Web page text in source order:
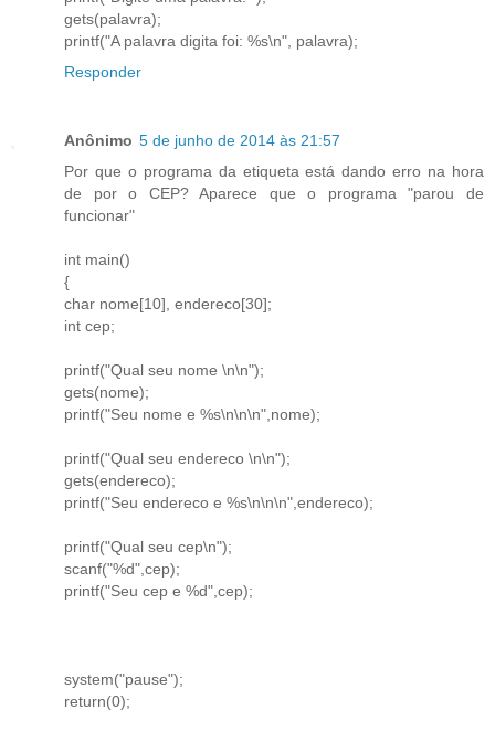
gets(palavra);
printf("A palavra digita foi: %s\n", palavra);
Responder
Anônimo 5 de junho de 2014 às 21:57
Por que o programa da etiqueta está dando erro na hora
de por o CEP? Aparece que o programa "parou de
funcionar"
int main()
{
char nome[10], endereco[30];
int cep;
printf("Qual seu nome \n\n");
gets(nome);
printf("Seu nome e %s\n\n\n",nome);
printf("Qual seu endereco \n\n");
gets(endereco);
printf("Seu endereco e %s\n\n\n",endereco);
printf("Qual seu cep\n");
scanf("%d",cep);
printf("Seu cep e %d",cep);
system("pause");
return(0);